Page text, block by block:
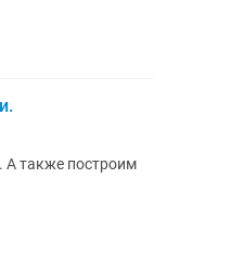
также построим